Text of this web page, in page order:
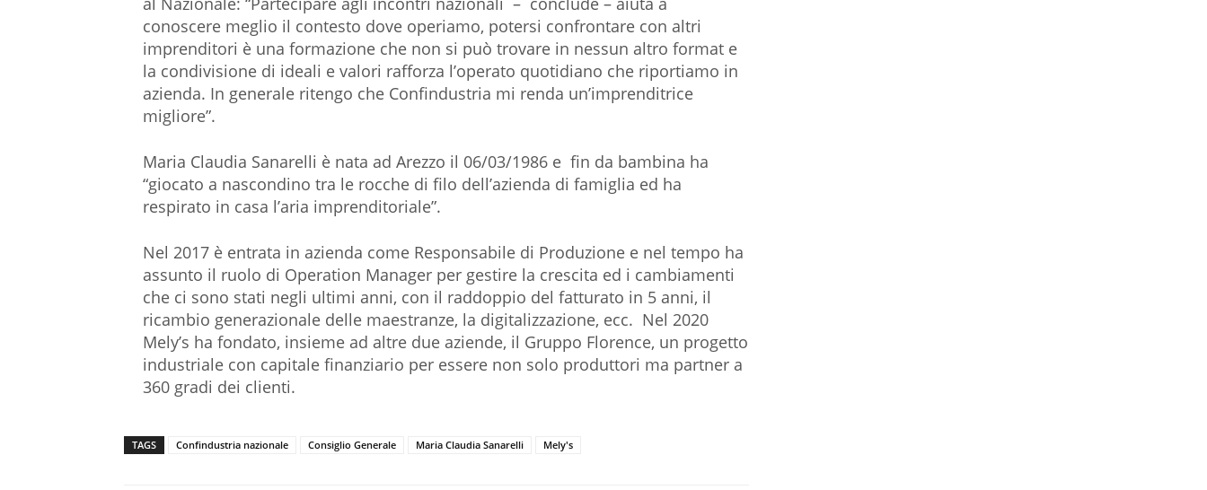
conoscere meglio il contesto dove operiamo, potersi confrontare con altri
imprenditori è una formazione che non si può trovare in nessun altro format e
la condivisione di ideali e valori rafforza l’operato quotidiano che riportiamo in
azienda. In generale ritengo che Confindustria mi renda un’imprenditrice
migliore”.
Maria Claudia Sanarelli è nata ad Arezzo il 06/03/1986 e fin da bambina ha
“giocato a nascondino tra le rocche di filo dell’azienda di famiglia ed ha
respirato in casa l’aria imprenditoriale”.
Nel 2017 è entrata in azienda come Responsabile di Produzione e nel tempo ha
assunto il ruolo di Operation Manager per gestire la crescita ed i cambiamenti
che ci sono stati negli ultimi anni, con il raddoppio del fatturato in 5 anni, il
ricambio generazionale delle maestranze, la digitalizzazione, ecc. Nel 2020
Mely’s ha fondato, insieme ad altre due aziende, il Gruppo Florence, un progetto
industriale con capitale finanziario per essere non solo produttori ma partner a
360 gradi dei clienti.
TAGS Confindustria nazionale Consiglio Generale Maria Claudia Sanarelli Mely's